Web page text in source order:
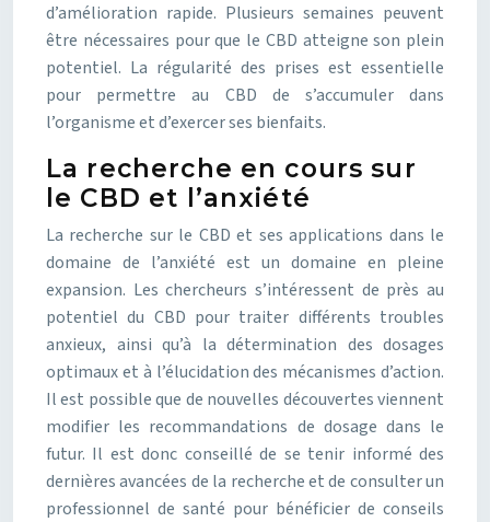
d’amélioration rapide. Plusieurs semaines peuvent
être nécessaires pour que le CBD atteigne son plein
potentiel. La régularité des prises est essentielle
pour permettre au CBD de s’accumuler dans
l’organisme et d’exercer ses bienfaits.
La recherche en cours sur
le CBD et l’anxiété
La recherche sur le CBD et ses applications dans le
domaine de l’anxiété est un domaine en pleine
expansion. Les chercheurs s’intéressent de près au
potentiel du CBD pour traiter différents troubles
anxieux, ainsi qu’à la détermination des dosages
optimaux et à l’élucidation des mécanismes d’action.
Il est possible que de nouvelles découvertes viennent
modifier les recommandations de dosage dans le
futur. Il est donc conseillé de se tenir informé des
dernières avancées de la recherche et de consulter un
professionnel de santé pour bénéficier de conseils